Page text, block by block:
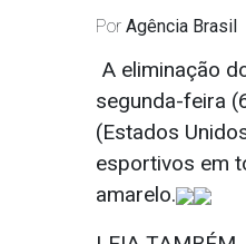
Por Agência Brasil
A eliminação
segunda-feira
(Estados
esportivos em
amarelo.